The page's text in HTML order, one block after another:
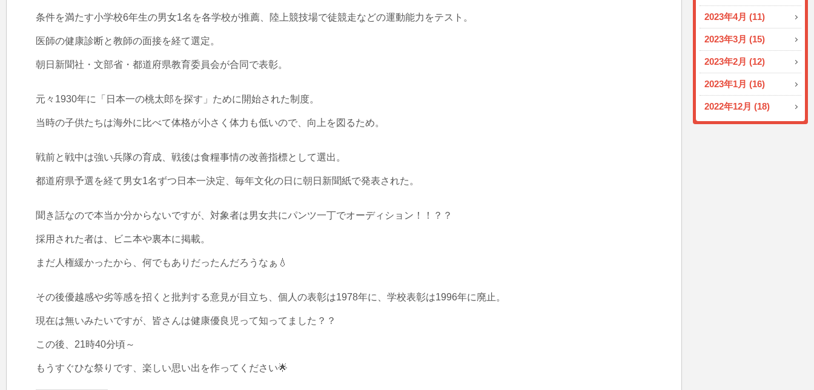
2023年4月 (11)
2023年3月 (15)
2023年2月 (12)
2023年1月 (16)
2022年12月 (18)
条件を満たす小学校6年生の男女1名を各学校が推薦、陸上競技場で徒競走などの運動能力をテスト。
医師の健康診断と教師の面接を経て選定。
朝日新聞社・文部省・都道府県教育委員会が合同で表彰。
元々1930年に「日本一の桃太郎を探す」ために開始された制度。
当時の子供たちは海外に比べて体格が小さく体力も低いので、向上を図るため。
戦前と戦中は強い兵隊の育成、戦後は食糧事情の改善指標として選出。
都道府県予選を経て男女1名ずつ日本一決定、毎年文化の日に朝日新聞紙で発表された。
聞き話なので本当か分からないですが、対象者は男女共にパンツ一丁でオーディション！！？？
採用された者は、ビニ本や裏本に掲載。
まだ人権緩かったから、何でもありだったんだろうなぁ💧
その後優越感や劣等感を招くと批判する意見が目立ち、個人の表彰は1978年に、学校表彰は1996年に廃止。
現在は無いみたいですが、皆さんは健康優良児って知ってました？？
この後、21時40分頃～
もうすぐひな祭りです、楽しい思い出を作ってください🌟